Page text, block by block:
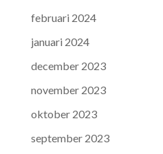
februari 2024
januari 2024
december 2023
november 2023
oktober 2023
september 2023